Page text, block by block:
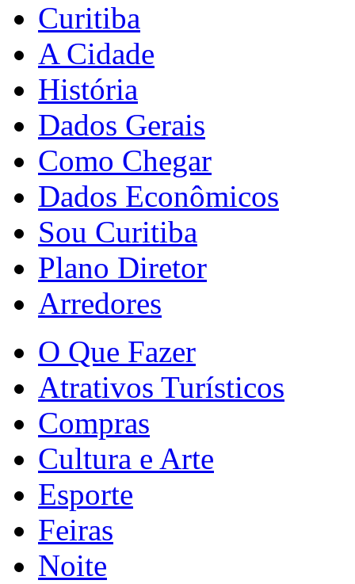
Curitiba
A Cidade
História
Dados Gerais
Como Chegar
Dados Econômicos
Sou Curitiba
Plano Diretor
Arredores
O Que Fazer
Atrativos Turísticos
Compras
Cultura e Arte
Esporte
Feiras
Noite